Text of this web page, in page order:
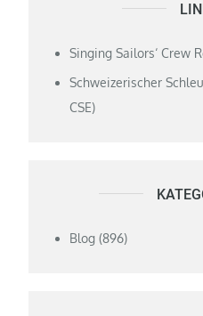
Singing Sailors‘ Crew
Schweizerischer
CSE)
Blog (896)